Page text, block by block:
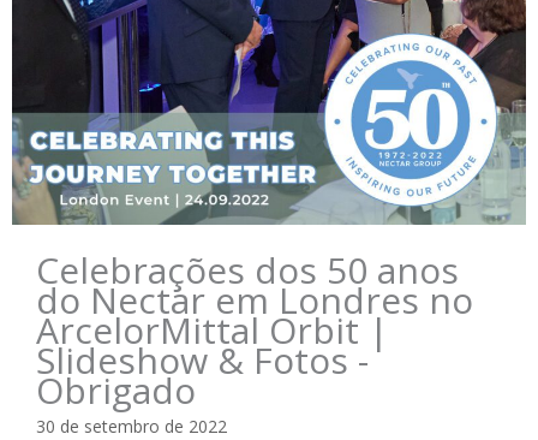
Celebrações dos 50 anos
do Nectar em Londres no
ArcelorMittal Orbit |
Slideshow & Fotos -
Obrigado
30 de setembro de 2022